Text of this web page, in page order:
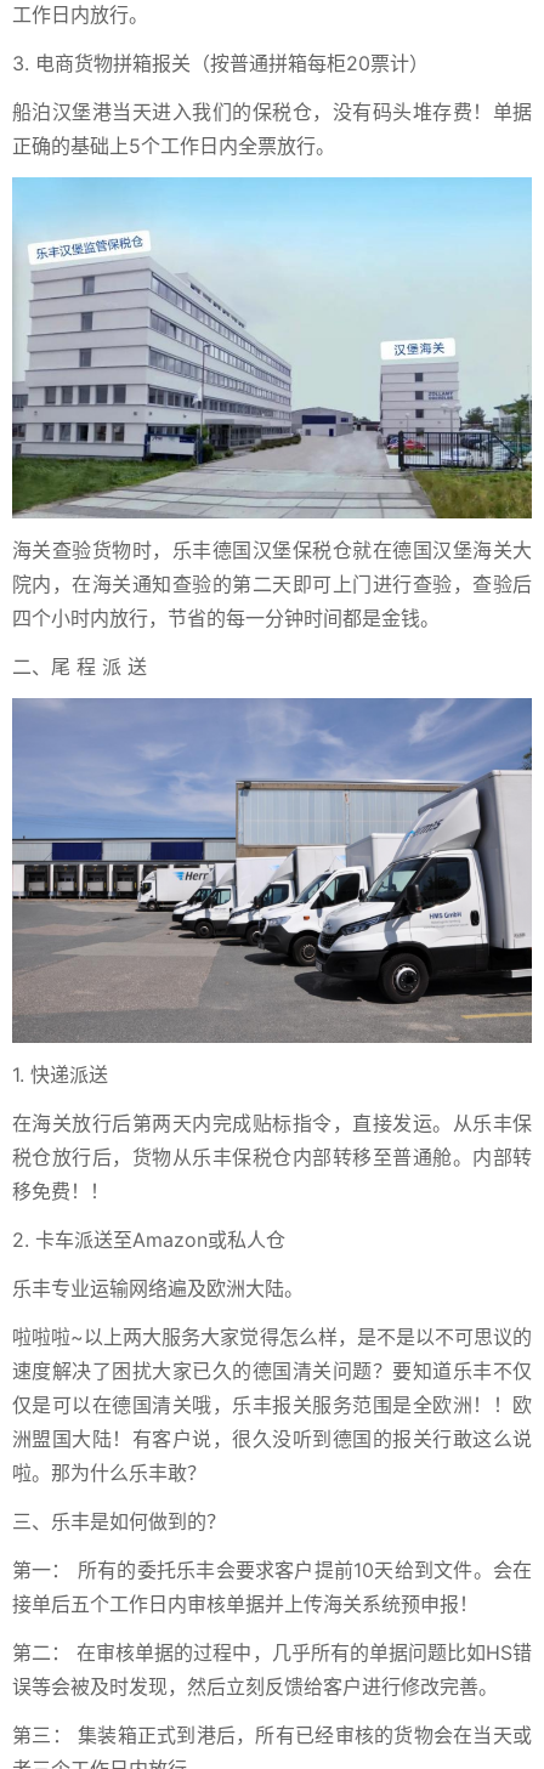
工作日内放行。
3. 电商货物拼箱报关（按普通拼箱每柜20票计）
船泊汉堡港当天进入我们的保税仓，没有码头堆存费！单据
正确的基础上5个工作日内全票放行。
海关查验货物时，乐丰德国汉堡保税仓就在德国汉堡海关大
院内，在海关通知查验的第二天即可上门进行查验，查验后
四个小时内放行，节省的每⼀分钟时间都是⾦钱。
二、尾 程 派 送
1. 快递派送
在海关放行后第两天内完成贴标指令，直接发运。从乐丰保
税仓放行后，货物从乐丰保税仓内部转移至普通舱。内部转
移免费！！
2. 卡车派送至Amazon或私人仓
乐丰专业运输网络遍及欧洲大陆。
啦啦啦~以上两大服务大家觉得怎么样，是不是以不可思议的
速度解决了困扰大家已久的德国清关问题？要知道乐丰不仅
仅是可以在德国清关哦，乐丰报关服务范围是全欧洲！！欧
洲盟国大陆！有客户说，很久没听到德国的报关行敢这么说
啦。那为什么乐丰敢？
三、乐丰是如何做到的？
第一： 所有的委托乐丰会要求客户提前10天给到文件。会在
接单后五个工作日内审核单据并上传海关系统预申报！
第二： 在审核单据的过程中，几乎所有的单据问题比如HS错
误等会被及时发现，然后立刻反馈给客户进行修改完善。
第三： 集装箱正式到港后，所有已经审核的货物会在当天或